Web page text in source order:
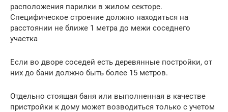
расположения парилки в жилом секторе.
Специфическое строение должно находиться на
расстоянии не ближе 1 метра до межи соседнего
участка
Если во дворе соседей есть деревянные постройки, от
них до бани должно быть более 15 метров.
Отдельно стоящая баня или выполненная в качестве
пристройки к дому может возводиться только с учетом